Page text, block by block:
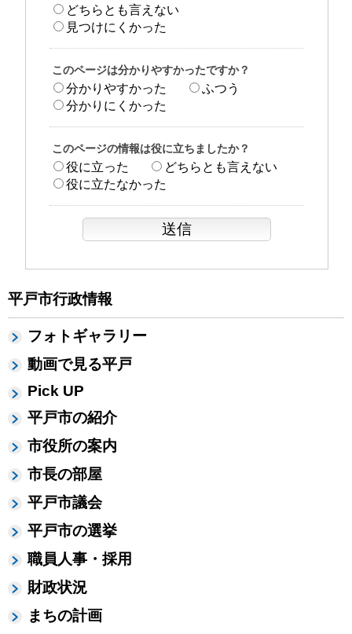
平戸市行政情報
フォトギャラリー
動画で見る平戸
Pick UP
平戸市の紹介
市役所の案内
市長の部屋
平戸市議会
平戸市の選挙
職員人事・採用
財政状況
まちの計画
どちらとも言えない
見つけにくかった
このページは分かりやすかったですか？
分かりやすかった
ふつう
分かりにくかった
このページの情報は役に立ちましたか？
役に立った
どちらとも言えない
役に立たなかった